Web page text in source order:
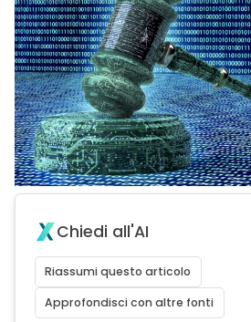
Chiedi all'AI
Riassumi questo articolo
Approfondisci con altre fonti